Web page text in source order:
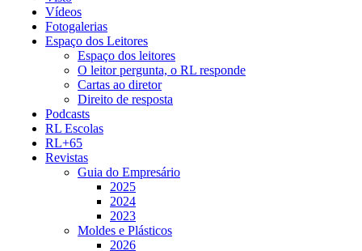
Vídeos
Fotogalerias
Espaço dos Leitores
Espaço dos leitores
O leitor pergunta, o RL responde
Cartas ao diretor
Direito de resposta
Podcasts
RL Escolas
RL+65
Revistas
Guia do Empresário
2025
2024
2023
Moldes e Plásticos
2026